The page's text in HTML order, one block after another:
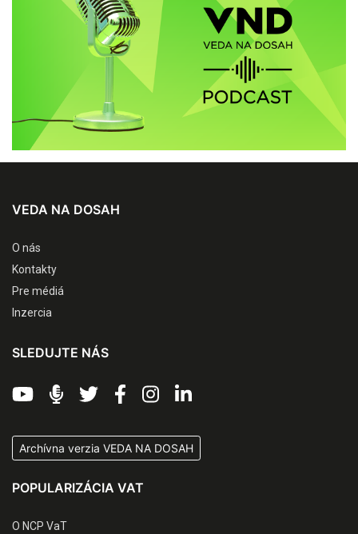
VEDA NA DOSAH
O nás
Kontakty
Pre médiá
Inzercia
SLEDUJTE NÁS
Archívna verzia VEDA NA DOSAH
POPULARIZÁCIA VAT
O NCP VaT